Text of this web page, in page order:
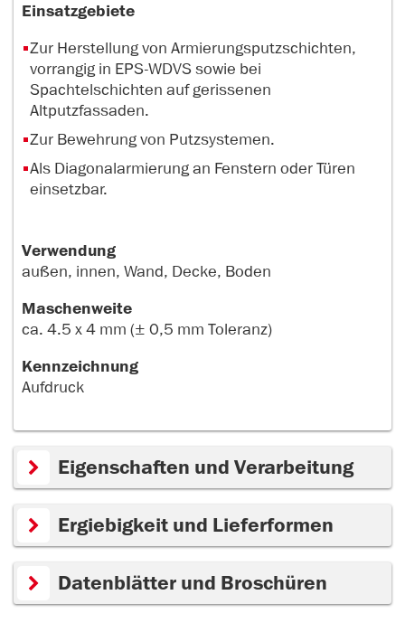
Einsatzgebiete
Zur Herstellung von Armierungsputzschichten,
vorrangig in EPS-WDVS sowie bei
Spachtelschichten auf gerissenen
Altputzfassaden.
Zur Bewehrung von Putzsystemen.
Als Diagonalarmierung an Fenstern oder Türen
einsetzbar.
Verwendung
außen, innen, Wand, Decke, Boden
Maschenweite
ca. 4.5 x 4 mm (± 0,5 mm Toleranz)
Kennzeichnung
Aufdruck
Eigenschaften und Verarbeitung
Ergiebigkeit und Lieferformen
Datenblätter und Broschüren